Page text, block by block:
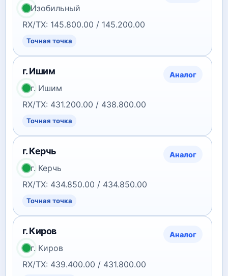
Изобильный
RX/TX: 145.800.00 / 145.200.00
Точная точка
г. Ишим Аналог
г. Ишим
RX/TX: 431.200.00 / 438.800.00
Точная точка
г. Керчь Аналог
г. Керчь
RX/TX: 434.850.00 / 434.850.00
Точная точка
г. Киров Аналог
г. Киров
RX/TX: 439.400.00 / 431.800.00